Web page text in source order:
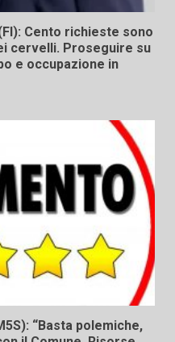
Cento richieste sono
cervelli. Proseguire su
e occupazione in
“Basta polemiche,